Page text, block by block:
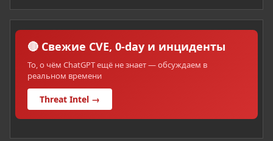
🔴 Свежие CVE, 0-day и инциденты
То, о чём ChatGPT ещё не знает — обсуждаем в
реальном времени
Threat Intel →